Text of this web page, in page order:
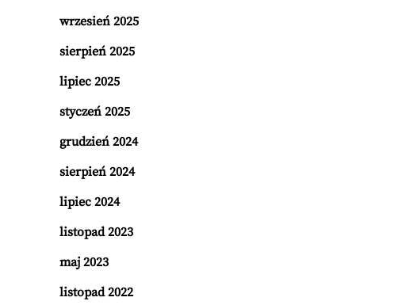
wrzesień 2025
sierpień 2025
lipiec 2025
styczeń 2025
grudzień 2024
sierpień 2024
lipiec 2024
listopad 2023
maj 2023
listopad 2022